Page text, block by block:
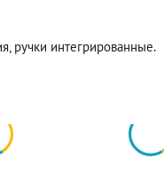
ручки интегрированные.